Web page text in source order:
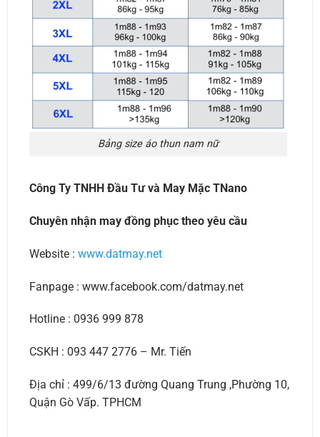
Bảng size áo thun nam nữ
Công Ty TNHH Đầu Tư và May Mặc TNano
Chuyên nhận may đồng phục theo yêu cầu
Website : www.datmay.net
Fanpage : www.facebook.com/datmay.net
Hotline : 0936 999 878
CSKH : 093 447 2776 – Mr. Tiến
Địa chỉ : 499/6/13 đường Quang Trung ,Phường 10,
Quận Gò Vấp. TPHCM